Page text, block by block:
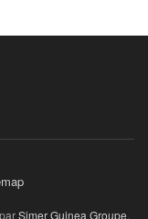
Simer Guinea Groupe.